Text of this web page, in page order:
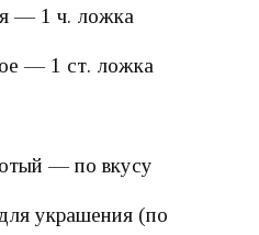
— 1 ч. ложка
— 1 ст. ложка
— по вкусу
украшения (по